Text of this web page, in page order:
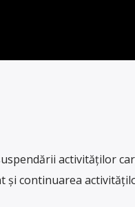
activităţilor
şi continuarea